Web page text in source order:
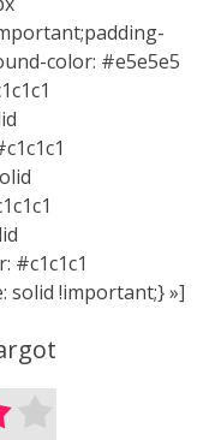
color: #e5e5e5
#c1c1c1
!important;} »]